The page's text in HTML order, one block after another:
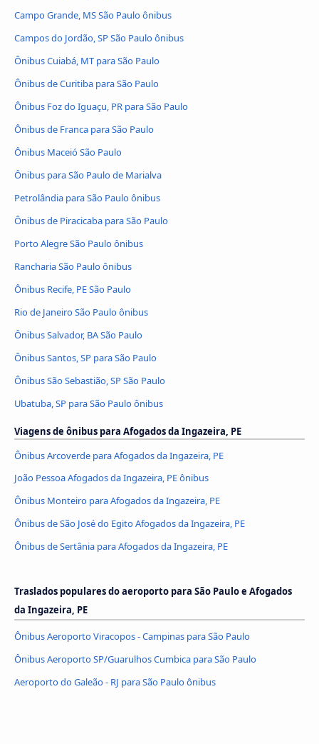
Campo Grande, MS São Paulo ônibus
Campos do Jordão, SP São Paulo ônibus
Ônibus Cuiabá, MT para São Paulo
Ônibus de Curitiba para São Paulo
Ônibus Foz do Iguaçu, PR para São Paulo
Ônibus de Franca para São Paulo
Ônibus Maceió São Paulo
Ônibus para São Paulo de Marialva
Petrolândia para São Paulo ônibus
Ônibus de Piracicaba para São Paulo
Porto Alegre São Paulo ônibus
Rancharia São Paulo ônibus
Ônibus Recife, PE São Paulo
Rio de Janeiro São Paulo ônibus
Ônibus Salvador, BA São Paulo
Ônibus Santos, SP para São Paulo
Ônibus São Sebastião, SP São Paulo
Ubatuba, SP para São Paulo ônibus
Viagens de ônibus para Afogados da Ingazeira, PE
Ônibus Arcoverde para Afogados da Ingazeira, PE
João Pessoa Afogados da Ingazeira, PE ônibus
Ônibus Monteiro para Afogados da Ingazeira, PE
Ônibus de São José do Egito Afogados da Ingazeira, PE
Ônibus de Sertânia para Afogados da Ingazeira, PE
Traslados populares do aeroporto para São Paulo e Afogados
da Ingazeira, PE
Ônibus Aeroporto Viracopos - Campinas para São Paulo
Ônibus Aeroporto SP/Guarulhos Cumbica para São Paulo
Aeroporto do Galeão - RJ para São Paulo ônibus